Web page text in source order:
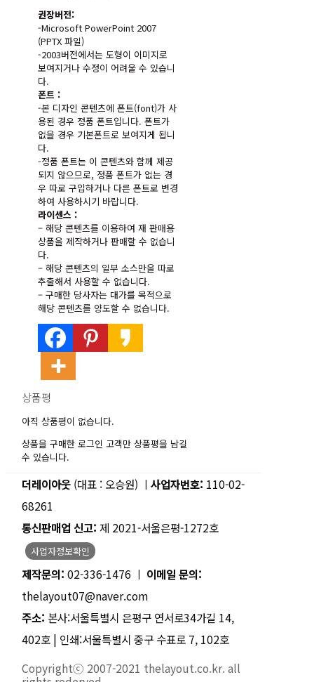
권장버전:
-Microsoft PowerPoint 2007
(PPTX 파일)
-2003버전에서는 도형이 이미지로
보여지거나 수정이 어려울 수 있습니
다.
폰트 :
-본 디자인 콘텐츠에 폰트(font)가 사
용된 경우 정품 폰트입니다. 폰트가
없을 경우 기본폰트로 보여지게 됩니
다.
-정품 폰트는 이 콘텐츠와 함께 제공
되지 않으므로, 정품 폰트가 없는 경
우 따로 구입하거나 다른 폰트로 변경
하여 사용하시기 바랍니다.
라이센스 :
– 해당 콘텐츠를 이용하여 재 판매용
상품을 제작하거나 판매할 수 없습니
다.
– 해당 콘텐츠의 일부 소스만을 따로
추출해서 사용할 수 없습니다.
– 구매한 당사자는 대가를 목적으로
해당 콘텐츠를 양도할 수 없습니다.
상품평
아직 상품평이 없습니다.
상품을 구매한 로그인 고객만 상품평을 남길
수 있습니다.
더레이아웃 (대표 : 오승원) ㅣ 사업자번호: 110-02-
68261
통신판매업 신고: 제 2021-서울은평-1272호
사업자정보확인
제작문의: 02-336-1476 ㅣ 이메일 문의:
thelayout07@naver.com
주소: 본사:서울특별시 은평구 연서로34가길 14,
402호 | 인쇄:서울특별시 중구 수표로 7, 102호
Copyrightⓒ 2007-2021 thelayout.co.kr. all